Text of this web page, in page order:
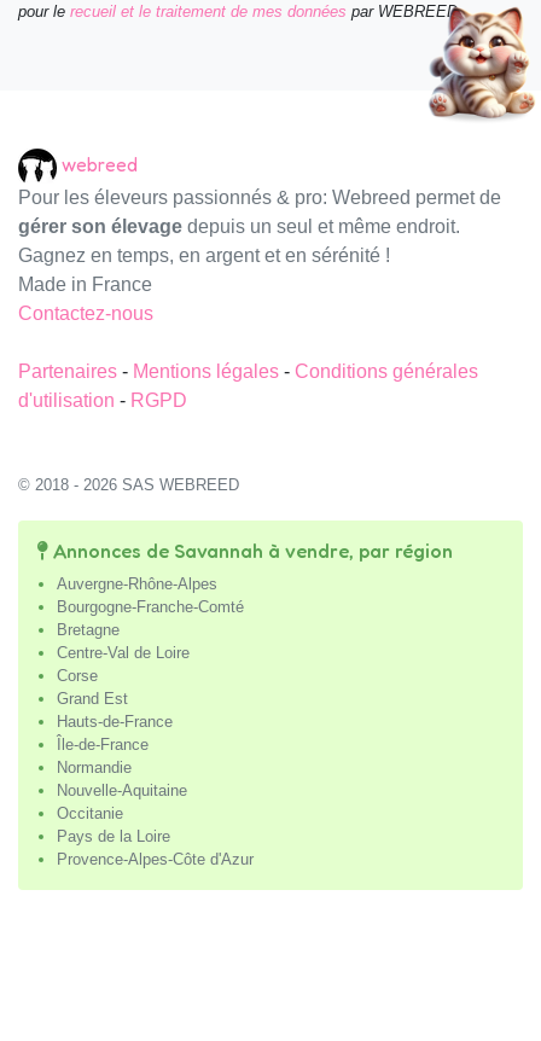
pour le recueil et le traitement de mes données par WEBREED.
webreed
Pour les éleveurs passionnés & pro: Webreed permet de
gérer son élevage depuis un seul et même endroit.
Gagnez en temps, en argent et en sérénité !
Made in France
Contactez-nous
Partenaires - Mentions légales - Conditions générales
d'utilisation - RGPD
© 2018 - 2026 SAS WEBREED
Annonces de Savannah à vendre, par région
Auvergne-Rhône-Alpes
Bourgogne-Franche-Comté
Bretagne
Centre-Val de Loire
Corse
Grand Est
Hauts-de-France
Île-de-France
Normandie
Nouvelle-Aquitaine
Occitanie
Pays de la Loire
Provence-Alpes-Côte d'Azur